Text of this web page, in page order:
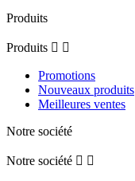
Produits
Produits  
Promotions
Nouveaux produits
Meilleures ventes
Notre société
Notre société  